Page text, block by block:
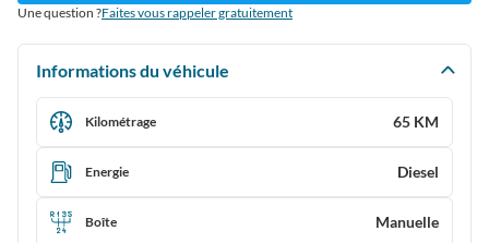
Une question ?Faites vous rappeler gratuitement
Informations du véhicule
Kilométrage 65 KM
Energie Diesel
Boîte Manuelle